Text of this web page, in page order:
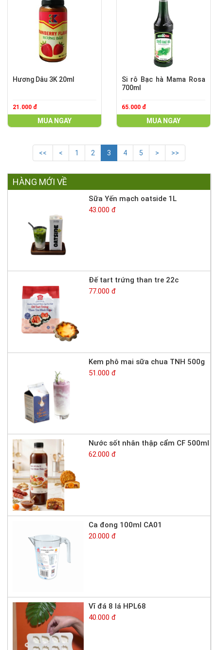
Hương Dâu 3K 20ml
21.000 đ
MUA NGAY
Si rô Bạc hà Mama Rosa
700ml
65.000 đ
MUA NGAY
<< < 1 2 3 4 5 > >>
HÀNG MỚI VỀ
Sữa Yến mạch oatside 1L
43.000 đ
Đế tart trứng than tre 22c
77.000 đ
Kem phô mai sữa chua TNH 500g
51.000 đ
Nước sốt nhân thập cẩm CF 500ml
62.000 đ
Ca đong 100ml CA01
20.000 đ
Vĩ đá 8 lá HPL68
40.000 đ